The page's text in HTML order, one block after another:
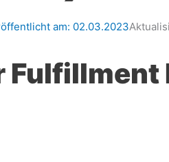
am: 02.03.2023